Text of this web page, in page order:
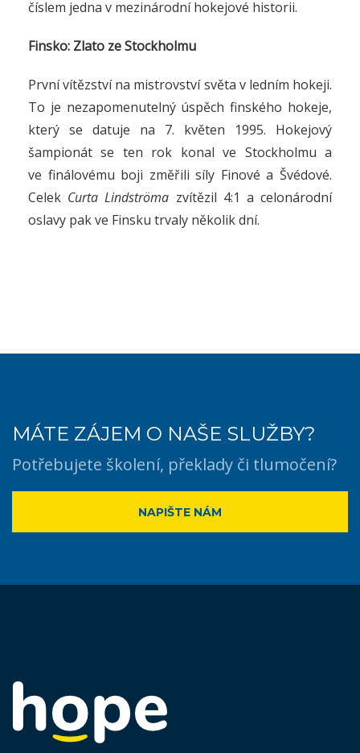
číslem jedna v mezinárodní hokejové historii.
Finsko: Zlato ze Stockholmu
První vítězství na mistrovství světa v ledním hokeji.
To je nezapomenutelný úspěch finského hokeje,
který se datuje na 7. květen 1995. Hokejový
šampionát se ten rok konal ve Stockholmu a
ve finálovému boji změřili síly Finové a Švédové.
Celek Curta Lindströma zvítězil 4:1 a celonárodní
oslavy pak ve Finsku trvaly několik dní.
MÁTE ZÁJEM O NAŠE SLUŽBY?
Potřebujete školení, překlady či tlumočení?
NAPIŠTE NÁM